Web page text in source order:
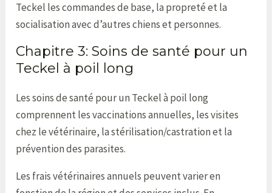
Teckel les commandes de base, la propreté et la
socialisation avec d’autres chiens et personnes.
Chapitre 3: Soins de santé pour un
Teckel à poil long
Les soins de santé pour un Teckel à poil long
comprennent les vaccinations annuelles, les visites
chez le vétérinaire, la stérilisation/castration et la
prévention des parasites.
Les frais vétérinaires annuels peuvent varier en